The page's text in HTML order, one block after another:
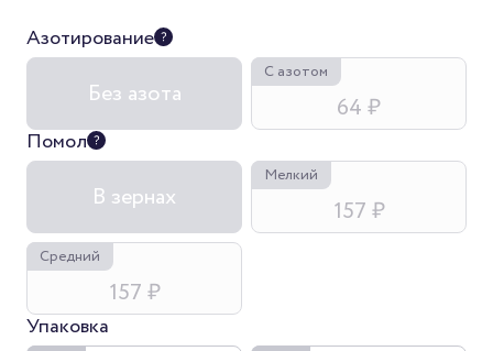
Азотирование
Без азота
С азотом
64 ₽
Помол
В зернах
Мелкий
157 ₽
Средний
157 ₽
Упаковка